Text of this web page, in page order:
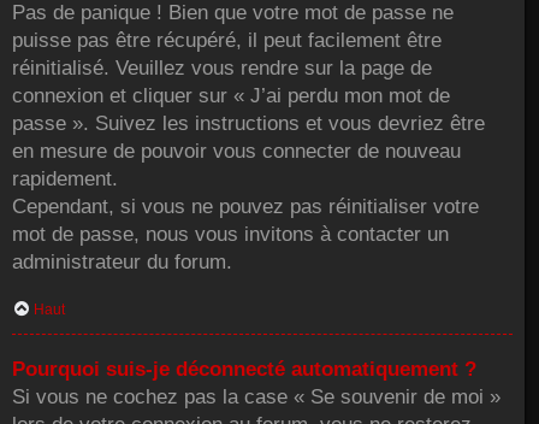
Pas de panique ! Bien que votre mot de passe ne
puisse pas être récupéré, il peut facilement être
réinitialisé. Veuillez vous rendre sur la page de
connexion et cliquer sur « J’ai perdu mon mot de
passe ». Suivez les instructions et vous devriez être
en mesure de pouvoir vous connecter de nouveau
rapidement.
Cependant, si vous ne pouvez pas réinitialiser votre
mot de passe, nous vous invitons à contacter un
administrateur du forum.
Haut
Pourquoi suis-je déconnecté automatiquement ?
Si vous ne cochez pas la case « Se souvenir de moi »